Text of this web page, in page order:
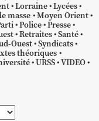
Lorraine Lycées
masse Moyen Orient
Police Presse
Retraites Santé
Ouest Syndicats
théoriques
URSS VIDEO